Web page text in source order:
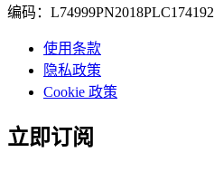
编码：L74999PN2018PLC174192
使用条款
隐私政策
Cookie 政策
立即订阅